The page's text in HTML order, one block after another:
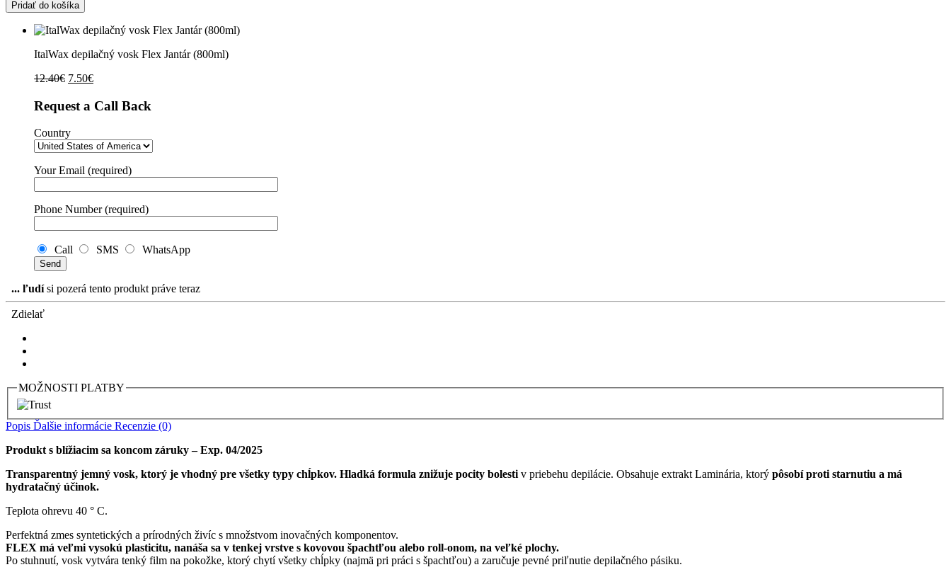
vosk
Flex
(800ml)
Pridať do košíka
ItalWax depilačný vosk Flex Jantár (800ml)
12.40€ Pôvodná
bola:
7.50€Aktuálna
je:
Request a Call Back
Country
Your Email (required)
Phone Number (required)
Call SMS WhatsApp
... ľudísi pozerá tento produkt práve teraz
Zdielať
MOŽNOSTI PLATBY
Popis Ďalšie informácie Recenzie (0)
Produkt s blížiacim sa koncom záruky – Exp. 04/2025
Transparentný jemný vosk, ktorý je vhodný pre všetky typy chĺpkov. Hladká formula znižuje pocity bolesti v priebehu depilácie. Obsahuje extrakt Laminária, ktorý pôsobí proti starnutiu a má
hydratačný účinok.
Teplota ohrevu 40 ° C.
Perfektná zmes syntetických a prírodných živíc s množstvom inovačných komponentov.
FLEX má veľmi vysokú plasticitu, nanáša sa v tenkej vrstve s kovovou špachtľou alebo roll-onom, na veľké plochy.
Po stuhnutí, vosk vytvára tenký film na pokožke, ktorý chytí všetky chĺpky (najmä pri práci s špachtľou) a zaručuje pevné priľnutie depilačného pásiku.